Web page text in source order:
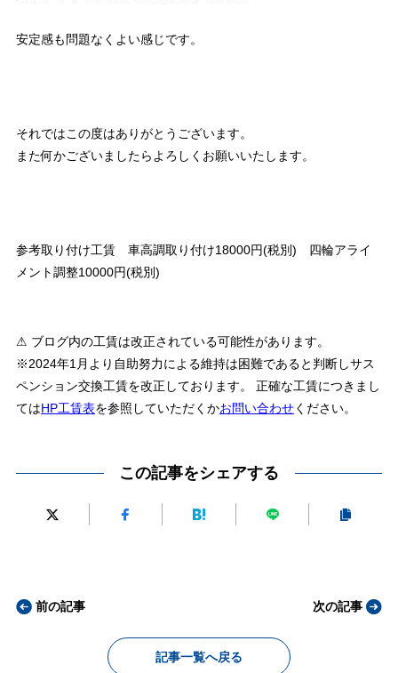
安定感も問題なくよい感じです。
それではこの度はありがとうございます。
また何かございましたらよろしくお願いいたします。
参考取り付け工賃 車高調取り付け18000円(税別) 四輪アライ
メント調整10000円(税別)
⚠ ブログ内の工賃は改正されている可能性があります。
※2024年1月より自助努力による維持は困難であると判断しサス
ペンション交換工賃を改正しております。 正確な工賃につきまし
てはHP工賃表を参照していただくかお問い合わせください。
この記事をシェアする
前の記事
記事一覧へ戻る
次の記事